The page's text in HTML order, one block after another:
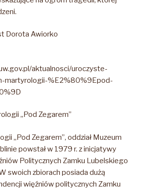
Dorota Awiorko
aktualnosci/uroczyste-
martyrologii-%E2%80%9Epod-
„Pod Zegarem”
„Pod Zegarem”, oddział Muzeum
powstał w 1979 r. z inicjatywy
Politycznych Zamku Lubelskiego
swoich zbiorach posiada dużą
więźniów politycznych Zamku